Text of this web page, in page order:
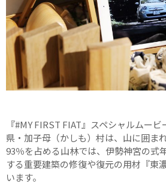
『#MY FIRST FIAT』スペシャルムー
県・加子母（かしも）村は、山に囲ま
93％を占める山林では、伊勢神宮の式
する重要建築の修復や復元の用材『東
います。